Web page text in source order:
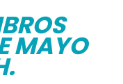
MAYO